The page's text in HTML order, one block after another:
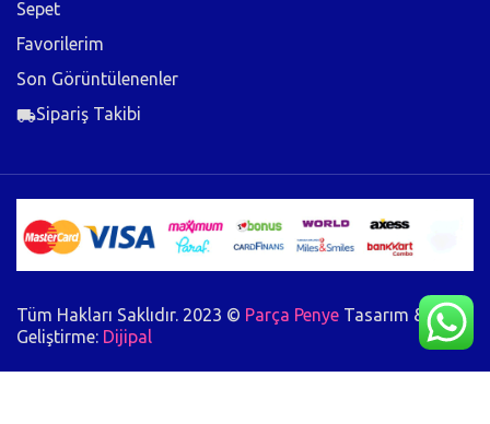
Sepet
Favorilerim
Son Görüntülenenler
Sipariş Takibi
Tüm Hakları Saklıdır. 2023 © Parça Penye Tasarım &
Geliştirme: Dijipal